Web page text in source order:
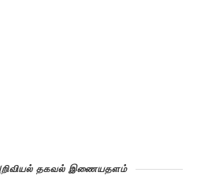
தகவல் இணையதளம்